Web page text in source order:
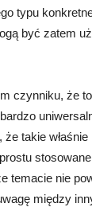
typu
być zatem
czynniku, że
takie
temacie nie
między